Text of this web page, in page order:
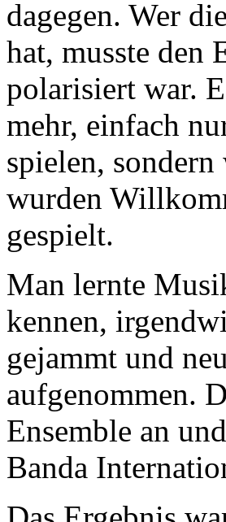
dagegen. Wer
hat, musste den
polarisiert war.
mehr, einfach
spielen,
wurden
gespielt.
Man lernte
kennen,
gejammt und
aufgenommen.
Ensemble an
Banda